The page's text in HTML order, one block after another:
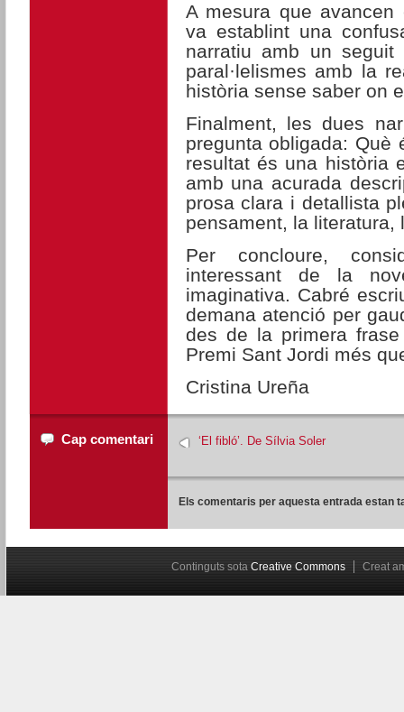
A mesura que
va establint una
narratiu amb un
paral·lelismes amb la
història sense saber on
Finalment, les dues
pregunta obligada:
resultat és una història
amb una acurada
prosa clara i detallista
pensament, la literatura,
Per concloure,
interessant de la
imaginativa. Cabré
demana atenció per
des de la primera
Premi Sant Jordi més
Cristina Ureña
Cap comentari ‘El fibló’. De Sílvia Soler
Els comentaris per aquesta entrada estan
Continguts sota Creative Commons Creat